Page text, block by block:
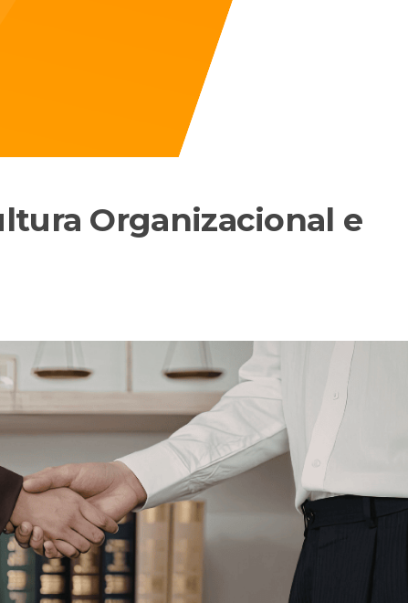
Organizacional e